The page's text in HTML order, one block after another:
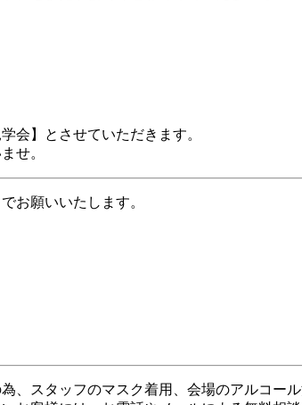
会】とさせていただきます。
せ。
お願いいたします。
、スタッフのマスク着用、会場のアルコー